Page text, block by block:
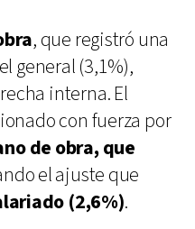
, que registró una
general (3,1%),
interna. El
con fuerza por
de obra, que
el ajuste que
(2,6%).